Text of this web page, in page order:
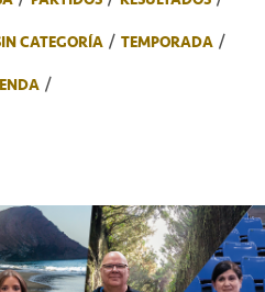
CATEGORÍA
TEMPORADA